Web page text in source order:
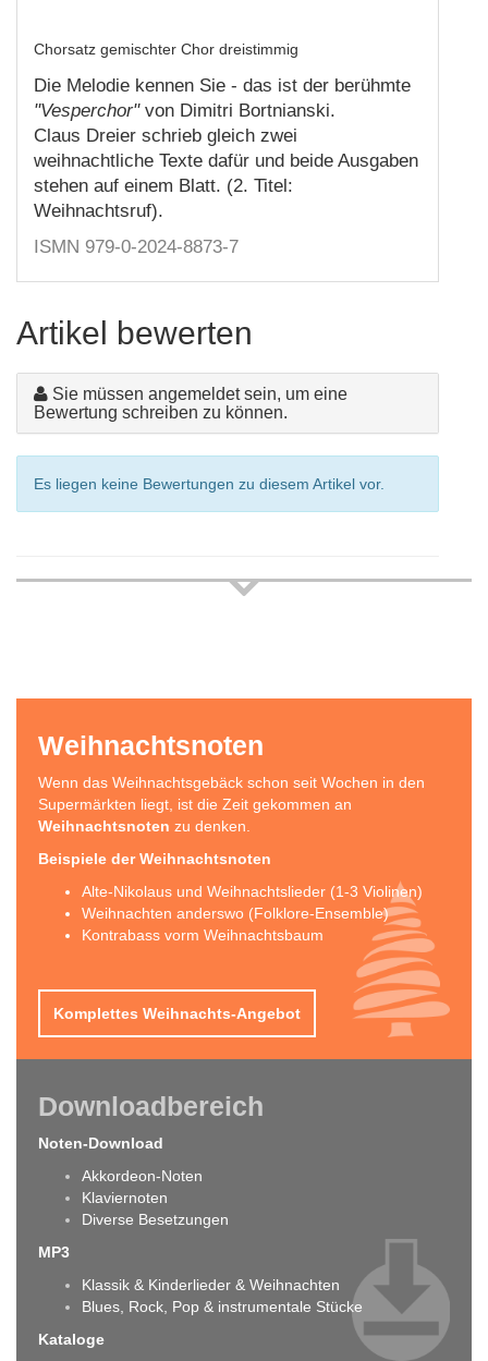
Chorsatz gemischter Chor dreistimmig
Die Melodie kennen Sie - das ist der berühmte
"Vesperchor"von Dimitri Bortnianski.
Claus Dreier schrieb gleich zwei
weihnachtliche Texte dafür und beide Ausgaben
stehen auf einem Blatt. (2. Titel:
Weihnachtsruf).
ISMN 979-0-2024-8873-7
Artikel bewerten
Sie müssen angemeldet sein, um eine
Bewertung schreiben zu können.
Es liegen keine Bewertungen zu diesem Artikel vor.
Weihnachtsnoten
Wenn das Weihnachtsgebäck schon seit Wochen in den
Supermärkten liegt, ist die Zeit gekommen an
Weihnachtsnoten zu denken.
Beispiele der Weihnachtsnoten
Alte-Nikolaus und Weihnachtslieder (1-3 Violinen)
Weihnachten anderswo (Folklore-Ensemble)
Kontrabass vorm Weihnachtsbaum
Komplettes Weihnachts-Angebot
Downloadbereich
Noten-Download
Akkordeon-Noten
Klaviernoten
Diverse Besetzungen
MP3
Klassik & Kinderlieder & Weihnachten
Blues, Rock, Pop & instrumentale Stücke
Kataloge